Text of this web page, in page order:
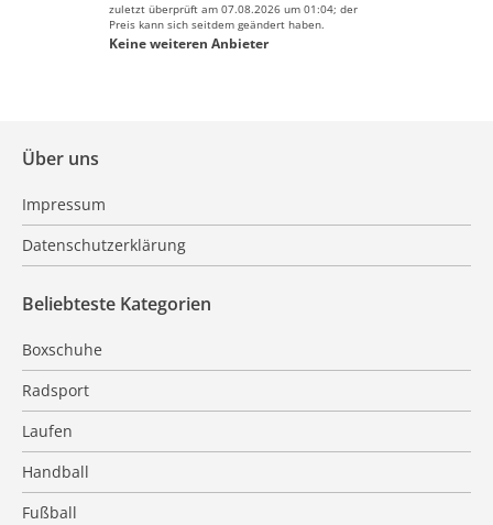
zuletzt überprüft am 07.08.2026 um 01:04; der
Preis kann sich seitdem geändert haben.
Keine weiteren Anbieter
Über uns
Impressum
Datenschutzerklärung
Beliebteste Kategorien
Boxschuhe
Radsport
Laufen
Handball
Fußball